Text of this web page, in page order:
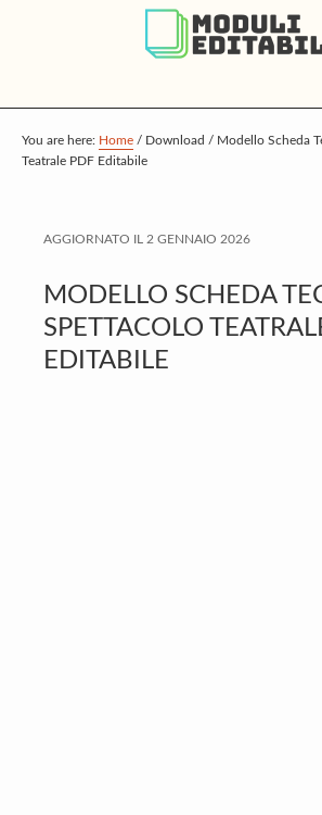
p
t
a
n
c
o
p
t
r
m
a
r
p
t
o
t
e
r
You are here: Home / Download / Modello Scheda
Teatrale PDF Editabile
AGGIORNATO IL 2 GENNAIO 2026
MODELLO SCHEDA
SPETTACOLO
EDITABILE